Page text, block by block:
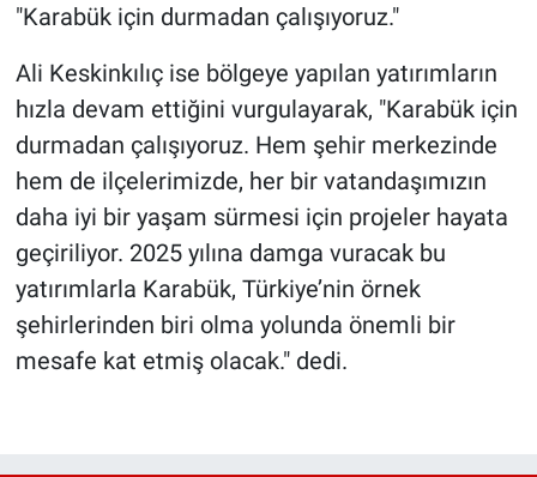
"Karabük için durmadan çalışıyoruz."
Ali Keskinkılıç ise bölgeye yapılan yatırımların
hızla devam ettiğini vurgulayarak, "Karabük için
durmadan çalışıyoruz. Hem şehir merkezinde
hem de ilçelerimizde, her bir vatandaşımızın
daha iyi bir yaşam sürmesi için projeler hayata
geçiriliyor. 2025 yılına damga vuracak bu
yatırımlarla Karabük, Türkiye’nin örnek
şehirlerinden biri olma yolunda önemli bir
mesafe kat etmiş olacak." dedi.